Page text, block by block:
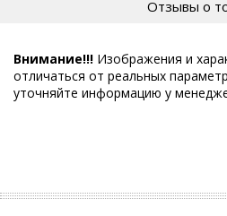
Отзывы о
Внимание!!! Изображения и
отличаться от реальных
уточняйте информацию у